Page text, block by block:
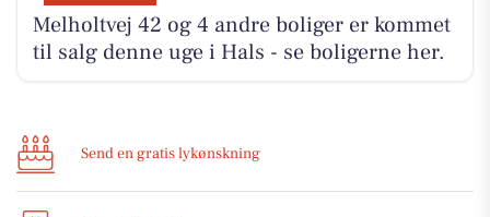
Melholtvej 42 og 4 andre boliger er kommet
til salg denne uge i Hals - se boligerne her.
Send en gratis lykønskning